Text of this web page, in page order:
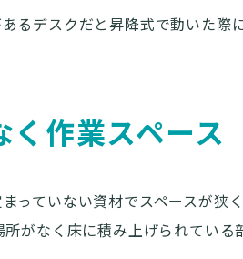
デスクだと昇降式で動いた際
作業スペース
っていない資材でスペースが狭
がなく床に積み上げられている